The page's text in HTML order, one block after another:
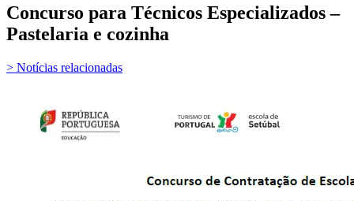
Concurso para Técnicos Especializados –
Pastelaria e cozinha
> Notícias relacionadas